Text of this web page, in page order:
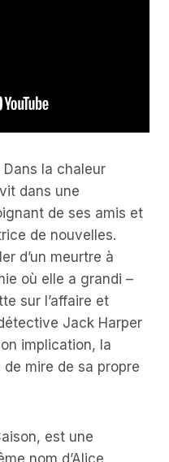
la chaleur
dans une
de ses amis et
de nouvelles.
d’un meurtre à
où elle a grandi –
sur l’affaire et
Jack Harper
implication, la
mire de sa propre
est une